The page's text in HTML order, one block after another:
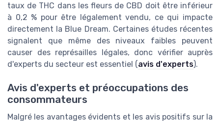
taux de THC dans les fleurs de CBD doit être inférieur
à 0,2 % pour être légalement vendu, ce qui impacte
directement la Blue Dream. Certaines études récentes
signalent que même des niveaux faibles peuvent
causer des représailles légales, donc vérifier auprès
d'experts du secteur est essentiel (avis d'experts).
Avis d'experts et préoccupations des
consommateurs
Malgré les avantages évidents et les avis positifs sur la